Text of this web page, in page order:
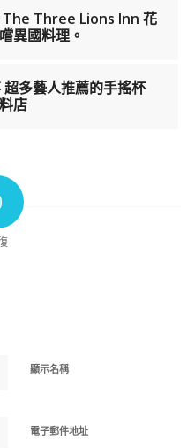
The Three Lions Inn 花
異國料理。
多藝人推薦的手搖杯
店
顯示名稱
電子郵件地址